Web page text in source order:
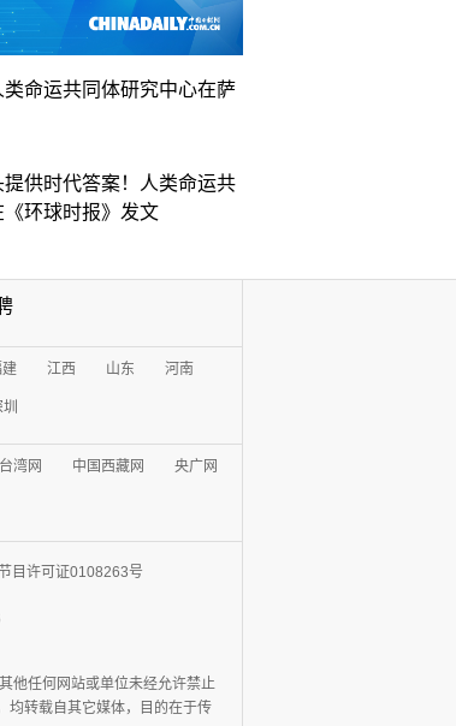
命运共同体研究中心在萨
供时代答案！人类命运共
《环球时报》发文
江西 山东 河南
湾网 中国西藏网 央广网
目许可证0108263号
他任何网站或单位未经允许禁止
均转载自其它媒体，目的在于传